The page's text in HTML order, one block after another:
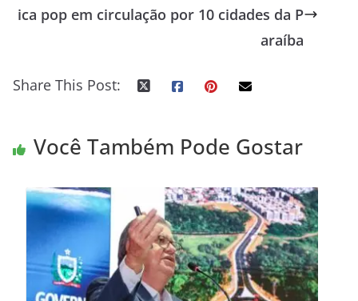
ica pop em circulação por 10 cidades da P
araíba
Share This Post:
Você Também Pode Gostar